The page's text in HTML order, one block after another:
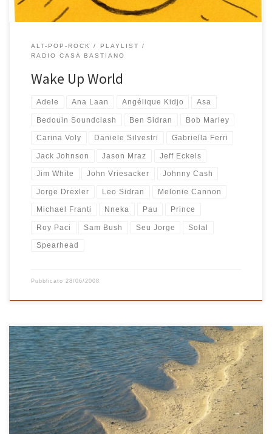
ALT-POP-ROCK
PLAYLIST
RADIO CASA BASTIANO
Wake Up World
Adele Ana Laan Angélique Kidjo Asa
Bedouin Soundclash Ben Sidran Bob Marley
Carina Voly Daniele Silvestri Gabriella Ferri
Jack Johnson Jason Mraz Jeff Eckels
Jim White John Vriesacker Johnny Cash
Jorge Drexler Leo Sidran Melonie Cannon
Michael Franti Nneka Pau Prince
Roy Paci Sam Bush Seu Jorge Solal
Spearhead
Pubblicato 28/06/2008
Al rientro dalla bella vacanza a Mauritius ho composto la parte 2
della fortunata “A Beach On My Mind”. Con la mente ancora libera
e il fresco ricordo del colore del mare, di verdi paesaggi,
splendide albe, meravigliosi tramonti, ottimi sapori e profumati
odori è nata questa nuova playlist che […]